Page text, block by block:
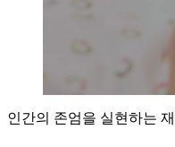
인간의 존엄을 실현하는 재